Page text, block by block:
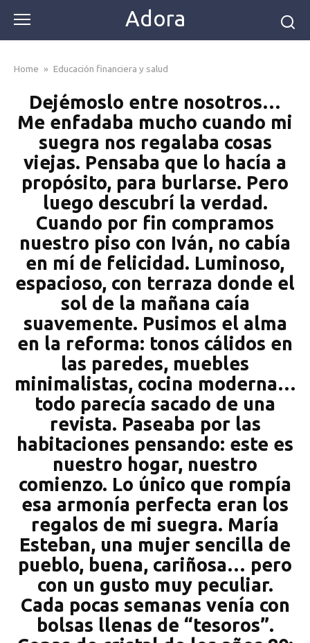
content
Adora
Home » Educación financiera y salud
Dejémoslo entre nosotros…
Me enfadaba mucho cuando mi
suegra nos regalaba cosas
viejas. Pensaba que lo hacía a
propósito, para burlarse. Pero
luego descubrí la verdad.
Cuando por fin compramos
nuestro piso con Iván, no cabía
en mí de felicidad. Luminoso,
espacioso, con terraza donde el
sol de la mañana caía
suavemente. Pusimos el alma
en la reforma: tonos cálidos en
las paredes, muebles
minimalistas, cocina moderna…
todo parecía sacado de una
revista. Paseaba por las
habitaciones pensando: este es
nuestro hogar, nuestro
comienzo. Lo único que rompía
esa armonía perfecta eran los
regalos de mi suegra. María
Esteban, una mujer sencilla de
pueblo, buena, cariñosa… pero
con un gusto muy peculiar.
Cada pocas semanas venía con
bolsas llenas de “tesoros”.